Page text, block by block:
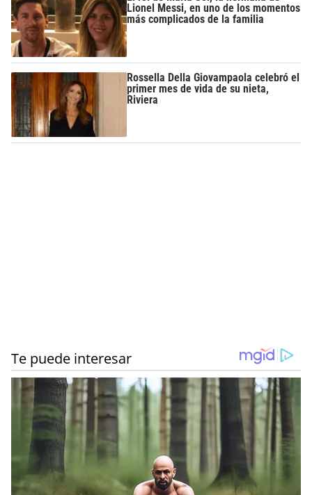
Lionel Messi, en uno de los momentos
más complicados de la familia
Rossella Della Giovampaola celebró el
primer mes de vida de su nieta,
Riviera